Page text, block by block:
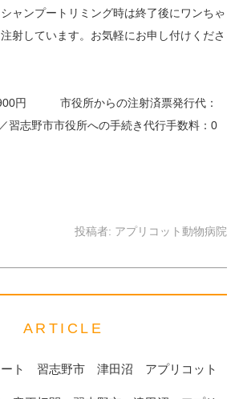
ャンプートリミング時は終了後にワンちゃ
射しています。お気軽にお申し付けくださ
円 市役所からの注射済票発行代：
野市市役所への手続き代行手数料：0
投稿者: アプリコット動物病院
ARTICLE
ト 習志野市 津田沼 アプリコット